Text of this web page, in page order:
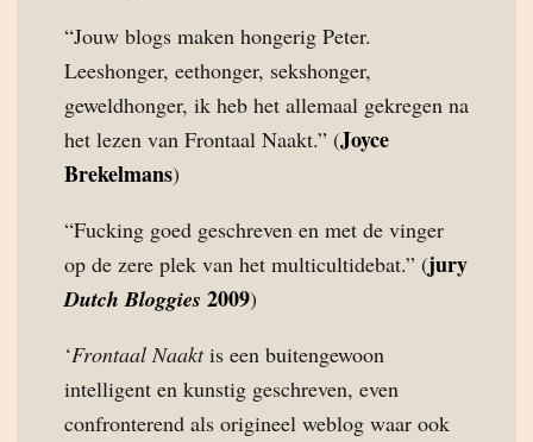
“Jouw blogs maken hongerig Peter.
Leeshonger, eethonger, sekshonger,
geweldhonger, ik heb het allemaal gekregen na
het lezen van Frontaal Naakt.” (Joyce
Brekelmans)
“Fucking goed geschreven en met de vinger
op de zere plek van het multicultidebat.” (jury
Dutch Bloggies 2009)
‘Frontaal Naaktis een buitengewoon
intelligent en kunstig geschreven, even
confronterend als origineel weblog waar ook